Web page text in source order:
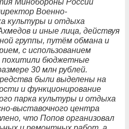
Минобороны России
Военно-
культуры и отдыха
и иные лица, действуя
группы, путём обмана и
с использованием
похитили бюджетные
30 млн рублей.
были выделены на
и функционирование
парка культуры и отдыха
выставочного центра
что Попов организовал